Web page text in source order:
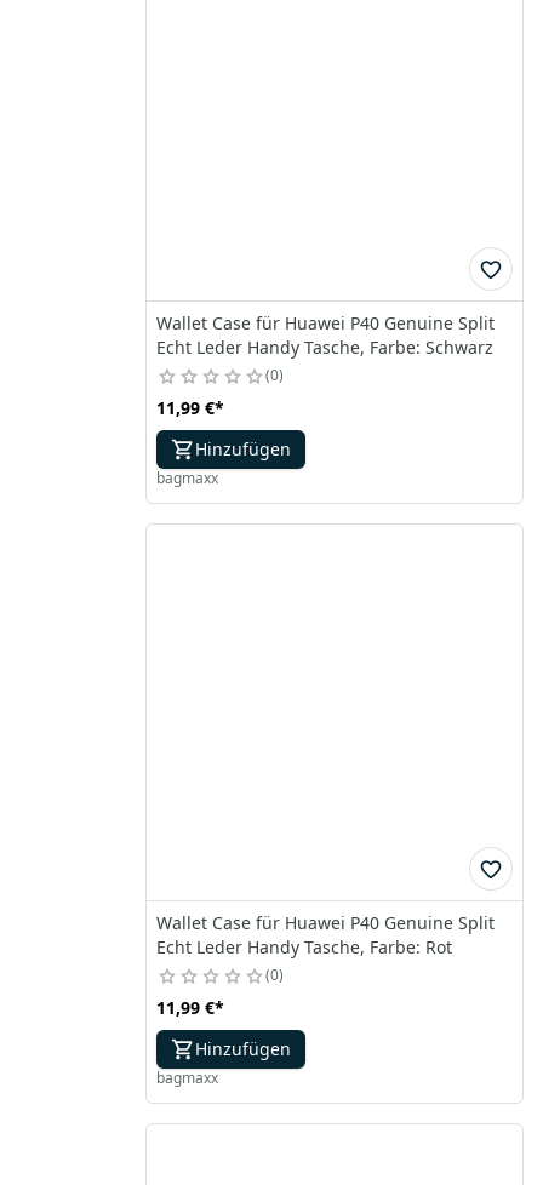
Wallet Case für Huawei P40 Genuine Split
Echt Leder Handy Tasche, Farbe: Schwarz
0
11,99 €*
Hinzufügen
bagmaxx
Wallet Case für Huawei P40 Genuine Split
Echt Leder Handy Tasche, Farbe: Rot
0
11,99 €*
Hinzufügen
bagmaxx